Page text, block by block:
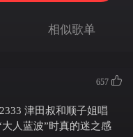
已喔
す
相似歌单
657
津田叔和顺子姐唱
大人蓝波”时真的迷之感